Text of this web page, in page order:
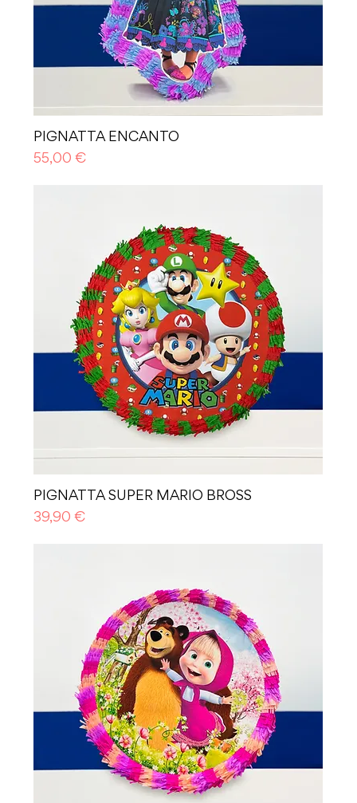
PIGNATTA ENCANTO
Prezzo
55,00 €
PIGNATTA SUPER MARIO BROSS
Prezzo
39,90 €